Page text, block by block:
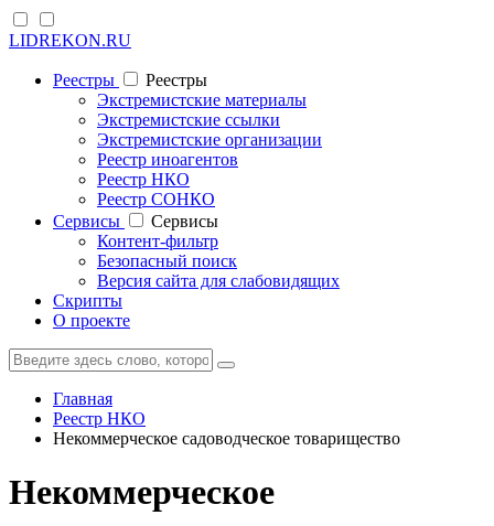
LIDREKON.RU
Реестры
Реестры
Экстремистские материалы
Экстремистские ссылки
Экстремистские организации
Реестр иноагентов
Реестр НКО
Реестр СОНКО
Cервисы
Cервисы
Контент-фильтр
Безопасный поиск
Версия сайта для слабовидящих
Скрипты
О проекте
Главная
Реестр НКО
Некоммерческое садоводческое товарищество
Некоммерческое